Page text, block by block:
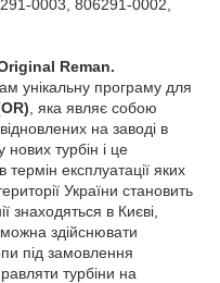
0003, 806291-0002,
Reman.
унікальну програму для
, яка являє собою
на заводі в
турбін і це
експлуатації яких
України становить
знаходяться в Києві,
здійснювати
під замовлення
турбіни на